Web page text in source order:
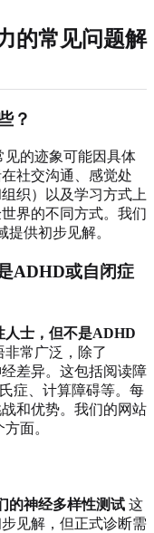
的常见问题解
？
见的迹象可能因具体
社交沟通、感觉处
织）以及学习方式上
界的不同方式。我们
提供初步见解。
ADHD或自闭症
人士，但不是ADHD
常广泛，除了
差异。这包括阅读障
症、计算障碍等。每
和优势。我们的网站
面。
的神经多样性测试 这
见解，但正式诊断需